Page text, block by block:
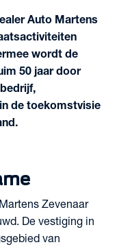
Auto Martens
wordt de
50 jaar door
de toekomstvisie
Zevenaar
De vestiging in
van